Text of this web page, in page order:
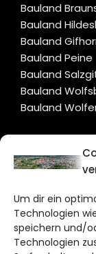
Um dir ein
Technologien
speichern und/
Technologien
Bauland
Bauland
Bauland
Bauland Peine
Bauland
Bauland
Bauland
CITYLIFE!
Bruchtorwall 12
38100
Telefon: 0531